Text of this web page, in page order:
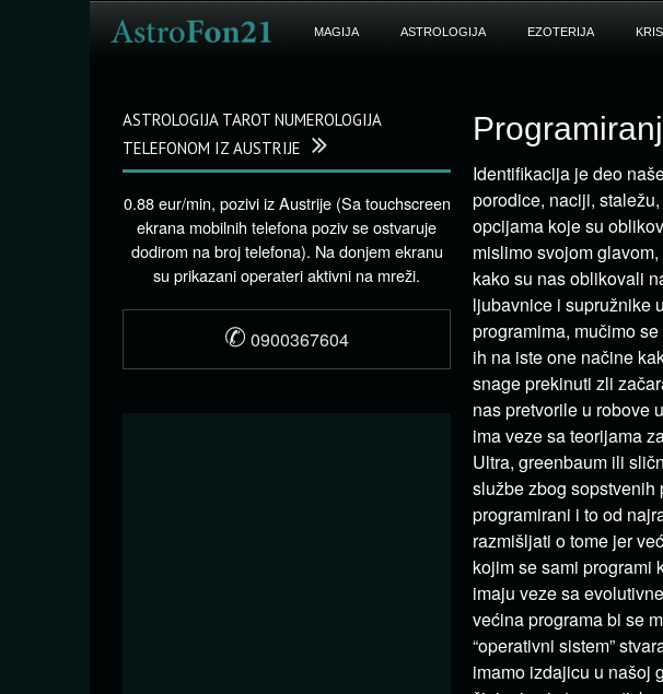
MAGIJA ASTROLOGIJA EZOTERIJA
Identifikacija je deo
porodice, naciji,
opcijama koje su
mislimo svojom
kako su nas oblikovali
ljubavnice i supružnike
programima, mučimo
ih na iste one načine
snage prekinuti zli
nas pretvorile u robove
ima veze sa teorijama
Ultra, greenbaum ili
službe zbog sopstvenih
programirani i to od
razmišljati o tome jer
kojim se sami programi
imaju veze sa
većina programa bi se
“operativni sistem”
imamo izdajicu u našoj
ASTROLOGIJA TAROT NUMEROLOGIJA
TELEFONOM IZ AUSTRIJE
0.88 eur/min, pozivi iz Austrije (Sa touchscreen
ekrana mobilnih telefona poziv se ostvaruje
dodirom na broj telefona). Na donjem ekranu
su prikazani operateri aktivni na mreži.
✆ 0900367604